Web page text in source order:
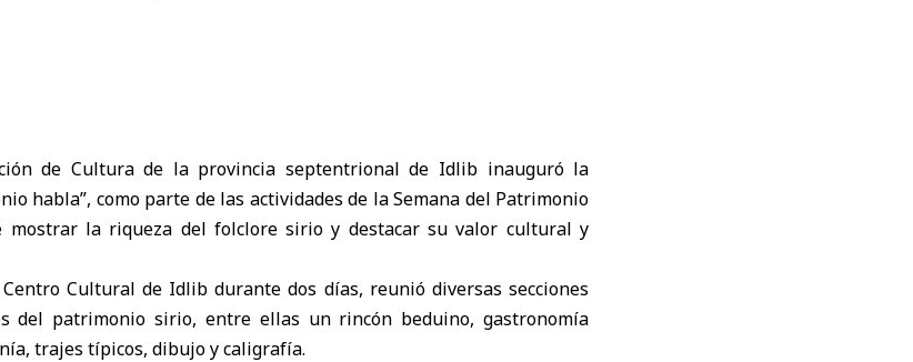
de Culturade la provincia septentrional de Idlibinauguró la
habla”, como parte de las actividades de la Semana del Patrimonio
mostrar la riqueza del folclore sirio y destacar su valor cultural y
Cultural de Idlib durante dos días, reunió diversas secciones
del patrimonio sirio, entre ellas un rincón beduino, gastronomía
trajes típicos, dibujo y caligrafía.